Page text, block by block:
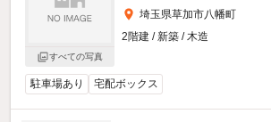
すべての写真
埼玉県草加市八幡町
2階建 / 新築 / 木造
駐車場あり 宅配ボックス